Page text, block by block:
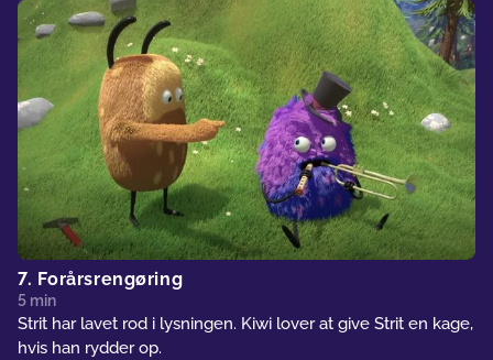
7. Forårsrengøring
5 min
Strit har lavet rod i lysningen. Kiwi lover at give Strit en kage,
hvis han rydder op.